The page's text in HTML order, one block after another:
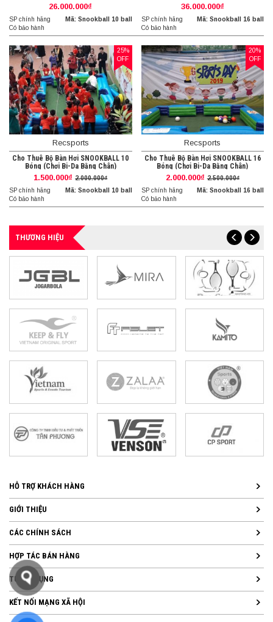
26.000.000₫
SP chính hãng
Có bảo hành
Mã: Snookball 10 ball
36.000.000₫
SP chính hãng
Có bảo hành
Mã: Snookball 16 ball
25%
OFF
Recsports
Cho Thuê Bộ Bàn Hơi SNOOKBALL 10
Bóng (Chơi Bi-Da Bằng Chân)
1.500.000₫ 2.000.000₫
SP chính hãng
Có bảo hành
Mã: Snookball 10 ball
20%
OFF
Recsports
Cho Thuê Bộ Bàn Hơi SNOOKBALL 16
Bóng (Chơi Bi-Da Bằng Chân)
2.000.000₫ 2.500.000₫
SP chính hãng
Có bảo hành
Mã: Snookball 16 ball
THƯƠNG HIỆU
HỖ TRỢ KHÁCH HÀNG
GIỚI THIỆU
CÁC CHÍNH SÁCH
HỢP TÁC BÁN HÀNG
TUYỂN DỤNG
KẾT NỐI MẠNG XÃ HỘI